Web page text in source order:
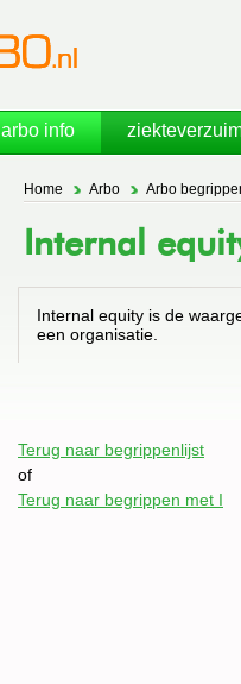
Home Arbo Arbo
Internal
Internal equity is de
een organisatie.
Terug naar begrippenlijst
of
Terug naar begrippen met I
arbo info